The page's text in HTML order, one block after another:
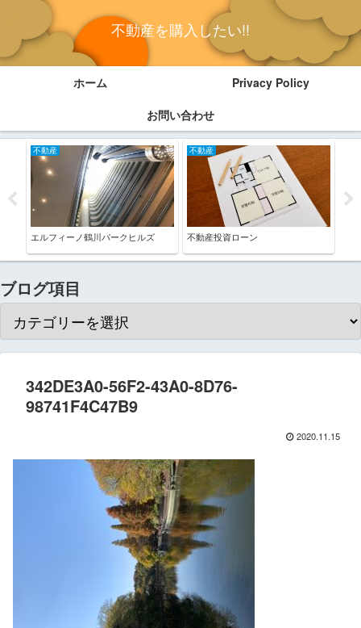
不動産を購入したい!!
ホーム
Privacy Policy
お問い合わせ
不動産
エルフィーノ鶴川パークヒルズ
不動産
不動産投資ローン
ブログ項目
342DE3A0-56F2-43A0-8D76-
98741F4C47B9
2020.11.15